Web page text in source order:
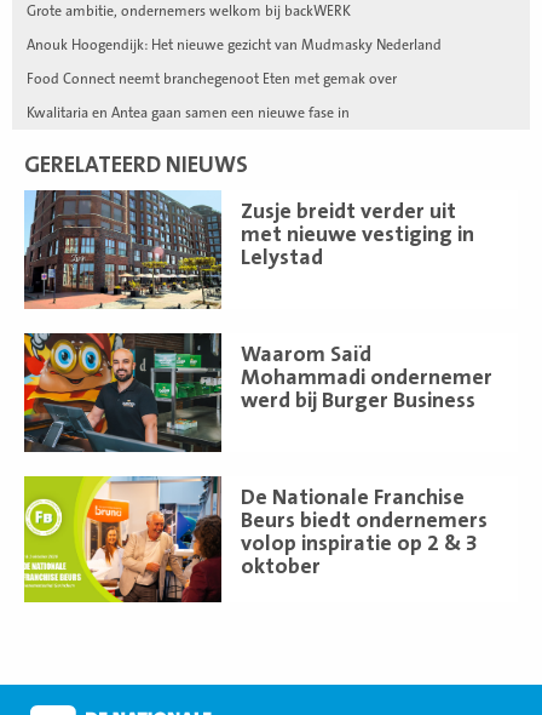
Grote ambitie, ondernemers welkom bij backWERK
Anouk Hoogendijk: Het nieuwe gezicht van Mudmasky Nederland
Food Connect neemt branchegenoot Eten met gemak over
Kwalitaria en Antea gaan samen een nieuwe fase in
GERELATEERD NIEUWS
Zusje breidt verder uit
met nieuwe vestiging in
Lelystad
Lees
meer
Waarom Saïd
Mohammadi ondernemer
werd bij Burger Business
Lees
meer
De Nationale Franchise
Beurs biedt ondernemers
volop inspiratie op 2 & 3
oktober
meer